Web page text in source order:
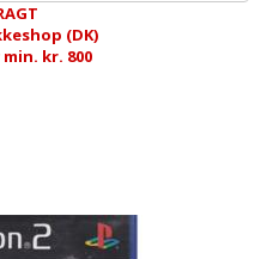
(DK)
kr. 800